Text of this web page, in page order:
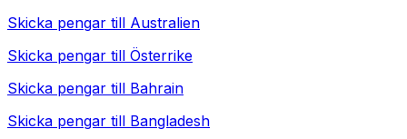
Skicka pengar till Australien
Skicka pengar till Österrike
Skicka pengar till Bahrain
Skicka pengar till Bangladesh